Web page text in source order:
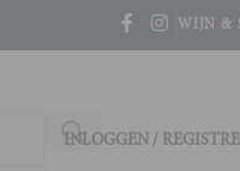
WIJN &
INLOGGEN /